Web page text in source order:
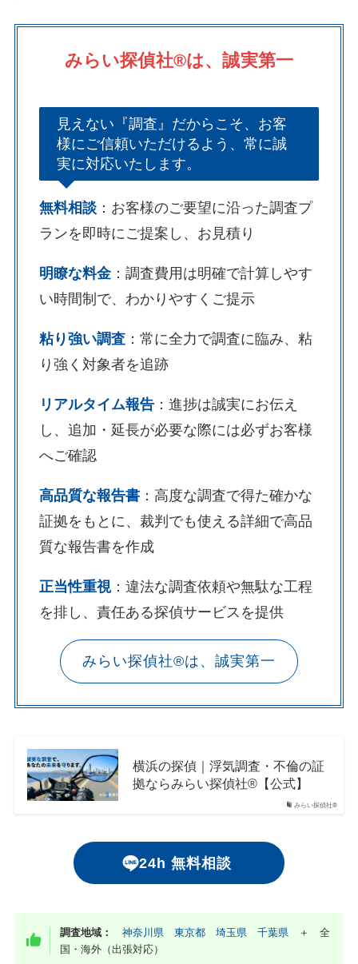
みらい探偵社®︎は、誠実第一
見えない『調査』だからこそ、お客
様にご信頼いただけるよう、常に誠
実に対応いたします。
無料相談：お客様のご要望に沿った調査プ
ランを即時にご提案し、お見積り
明瞭な料金：調査費用は明確で計算しやす
い時間制で、わかりやすくご提示
粘り強い調査：常に全力で調査に臨み、粘
り強く対象者を追跡
リアルタイム報告：進捗は誠実にお伝え
し、追加・延長が必要な際には必ずお客様
へご確認
高品質な報告書：高度な調査で得た確かな
証拠をもとに、裁判でも使える詳細で高品
質な報告書を作成
正当性重視：違法な調査依頼や無駄な工程
を排し、責任ある探偵サービスを提供
みらい探偵社®︎は、誠実第一
みらい探偵社®︎
横浜の探偵｜浮気調査・不倫の証
拠ならみらい探偵社®︎【公式】
24h 無料相談
調査地域： 神奈川県 東京都 埼玉県 千葉県 ＋ 全
国・海外（出張対応）